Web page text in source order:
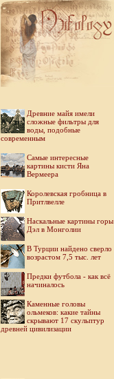
Древние майя имели
сложные фильтры для
воды, подобные
современным
Самые интересные
картины кисти Яна
Вермеера
Королевская гробница в
Притлвелле
Наскальные картины горы
Дэл в Монголии
В Турции найдено сверло
возрастом 7,5 тыс. лет
Предки футбола - как всё
начиналось
Каменные головы
ольмеков: какие тайны
скрывают 17 скульптур
древней цивилизации